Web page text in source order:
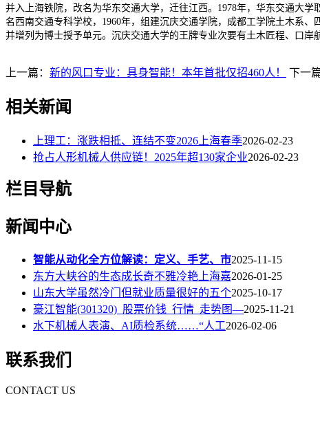
并入上海铁院，改名为华东交通大学，迁往江西。1978年，华东交通大
名西南交通专科学校，1960年，组建沉庆交通学院，成都工学院土木系
并增列为博士授予单元。沉庆交通大学的王牌专业次要有土木匠程、口
上一篇： 新的风口专业：具身智能！本年首批仅招460人！ 下一篇
相关新闻
上理工：涨跌相抵、连结不变2026上海春季2026-02-23
抢占人形机械人供应链！2025年超130家企业2026-02-23
栏目导航
新闻中心
智能从动化全方位解读：定义、手艺、市2025-11-15
东方大峡谷的生态成长奇不雅冷艳上海嘉2026-01-25
山东大学虽然冷门但就业质量很好的五个2025-10-17
豪江智能(301320)_股票价钱_行情_走势图—2025-11-21
水下机械人表演、AI质检系统……“人工2026-02-06
联系我们
CONTACT US